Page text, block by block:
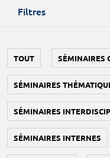
Filtres
TOUT SÉMINAIRES
SÉMINAIRES
SÉMINAIRES
SÉMINAIRES INTERNES